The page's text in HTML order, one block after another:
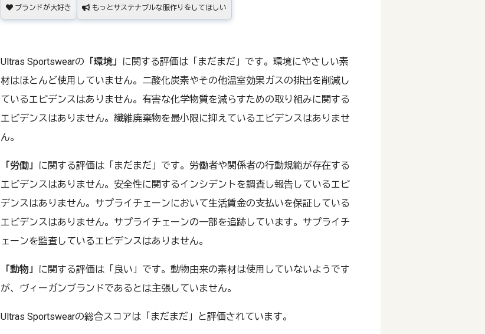
ブランドが大好き もっとサステナブルな服作りをしてほしい
Ultras Sportswearの 「環境」
に関する評価は「まだまだ」です。環境にやさしい素
材はほとんど使用していません。二酸化炭素やその他温室効果ガスの排出を削減し
ているエビデンスはありません。有害な化学物質を減らすための取り組みに関する
エビデンスはありません。繊維廃棄物を最小限に抑えているエビデンスはありませ
ん。
「労働」
に関する評価は「まだまだ」です。労働者や関係者の行動規範が存在する
エビデンスはありません。安全性に関するインシデントを調査し報告しているエビ
デンスはありません。サプライチェーンにおいて生活賃金の支払いを保証している
エビデンスはありません。サプライチェーンの一部を追跡しています。サプライチ
ェーンを監査しているエビデンスはありません。
「動物」
に関する評価は「良い」です。動物由来の素材は使用していないようです
が、ヴィーガンブランドであるとは主張していません。
Ultras Sportswearの総合スコアは「まだまだ」と評価されています。